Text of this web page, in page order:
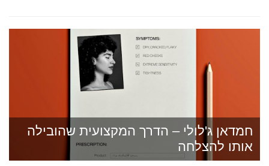
חמדאן ג'לולי – הדרך המקצועית שהובילה
אותו להצלחה